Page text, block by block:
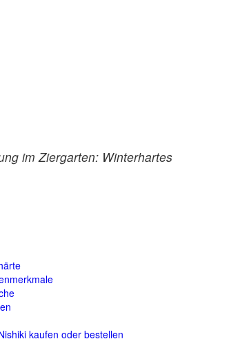
im Ziergarten: Winterhartes
kaufen oder bestellen